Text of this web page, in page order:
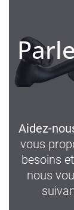
Aidez-
vous
besoins
nous